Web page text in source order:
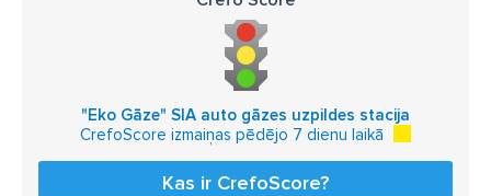
"Eko Gāze" SIA auto gāzes uzpildes stacija
CrefoScore izmaiņas pēdējo 7 dienu laikā
Kas ir CrefoScore?